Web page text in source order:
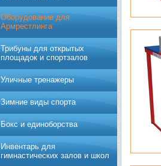
Оборудование для
Армрестлинга
Трибуны для открытых
площадок и спортзалов
Уличные тренажеры
Зимние виды спорта
Бокс и единоборства
Инвентарь для
гимнастических залов и школ